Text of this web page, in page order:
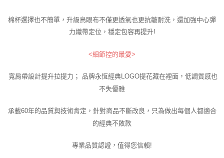
棉杯選擇也不簡單，升級鳥眼布不僅更透氣也更抗皺耐洗，還加強中心彈
力織帶定位，穩定包容再提升!
<細節控的最愛>
寬肩帶設計提升拉提力； 品牌永恆經典LOGO提花藏在裡面，低調質感也
不失優雅
承載60年的品質與技術肯定，針對商品不斷改良，只為做出每個人都適合
的經典不敗款
專業品質認證，值得您信賴!